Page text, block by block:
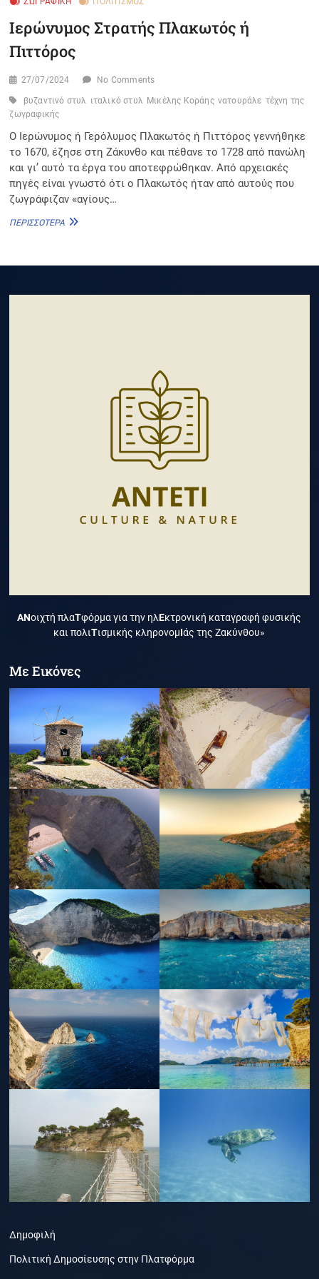
Ιερώνυμος Στρατής Πλακωτός ή
Πιττόρος
27/07/2024 No Comments
βυζαντινό στυλ ιταλικό στυλ Μικέλης Κοράης νατουράλε τέχνη της
ζωγραφικής
Ο Ιερώνυμος ή Γερόλυμος Πλακωτός ή Πιττόρος γεννήθηκε
το 1670, έζησε στη Ζάκυνθο και πέθανε το 1728 από πανώλη
και γι’ αυτό τα έργα του αποτεφρώθηκαν. Από αρχειακές
πηγές είναι γνωστό ότι ο Πλακωτός ήταν από αυτούς που
ζωγράφιζαν «αγίους…
ΠΕΡΙΣΣΌΤΕΡΑ ΙΕΡΏΝΥΜΟΣ
ΑΝοιχτή πλαΤφόρμα για την ηλΕκτρονική καταγραφή φυσικής
και πολιΤισμικής κληρονομΙάς της Ζακύνθου»
Με Εικόνες
Δημοφιλή
Πολιτική Δημοσίευσης στην Πλατφόρμα